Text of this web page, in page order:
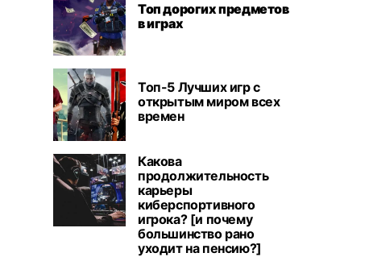
Топ дорогих предметов
в играх
Топ-5 Лучших игр с
открытым миром всех
времен
Какова
продолжительность
карьеры
киберспортивного
игрока? [и почему
большинство рано
уходит на пенсию?]